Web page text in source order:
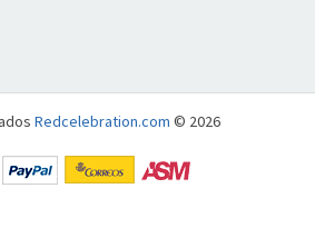
Redcelebration.com © 2026